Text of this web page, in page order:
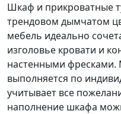
Шкаф и прикроватные
трендовом дымчатом
мебель идеально
изголовье кровати и
настенными фресками.
выполняется по
учитывает все
наполнение шкафа